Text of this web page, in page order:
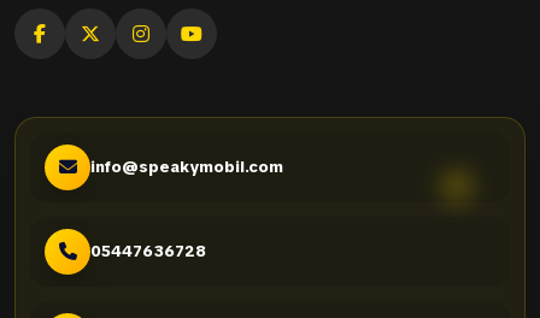
info@speakymobil.com
05447636728